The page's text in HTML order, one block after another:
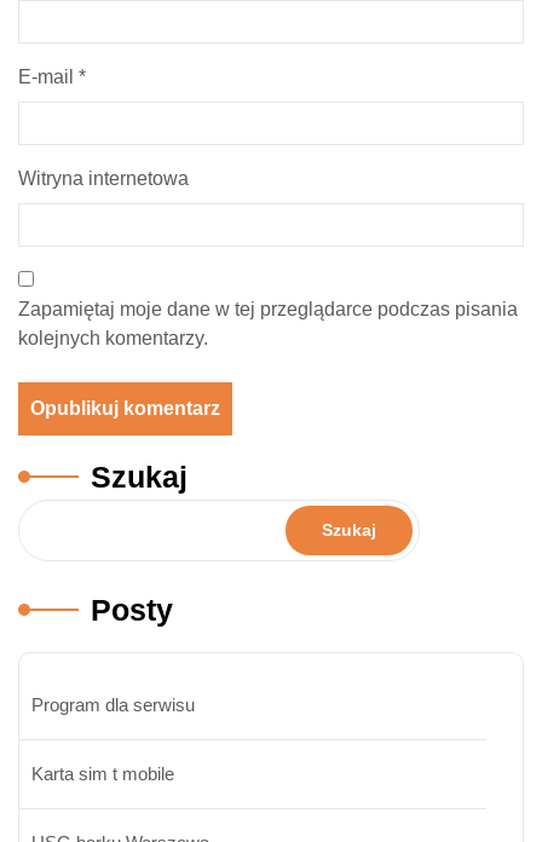
E-mail *
Witryna internetowa
Zapamiętaj moje dane w tej przeglądarce podczas pisania
kolejnych komentarzy.
Szukaj
Szukaj
Posty
Program dla serwisu
Karta sim t mobile